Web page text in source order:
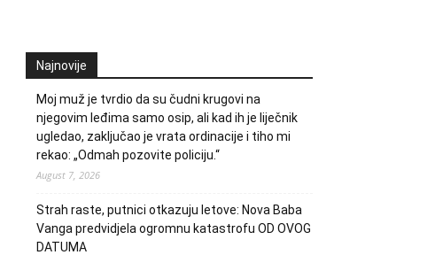
Najnovije
Moj muž je tvrdio da su čudni krugovi na
njegovim leđima samo osip, ali kad ih je liječnik
ugledao, zaključao je vrata ordinacije i tiho mi
rekao: „Odmah pozovite policiju.“
August 7, 2026
Strah raste, putnici otkazuju letove: Nova Baba
Vanga predvidjela ogromnu katastrofu OD OVOG
DATUMA